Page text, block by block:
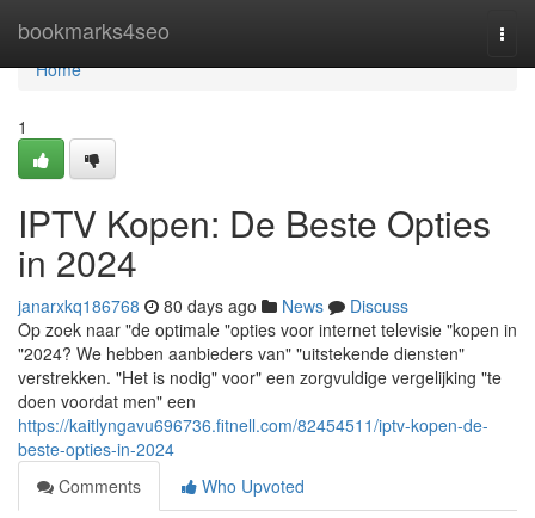
bookmarks4seo
Home
Home
1
IPTV Kopen: De Beste Opties
in 2024
janarxkq186768 80 days ago News
Discuss
Op zoek naar "de optimale "opties voor internet televisie "kopen in
"2024? We hebben aanbieders van" "uitstekende diensten"
verstrekken. "Het is nodig" voor" een zorgvuldige vergelijking "te
doen voordat men" een
https://kaitlyngavu696736.fitnell.com/82454511/iptv-kopen-de-
beste-opties-in-2024
Comments
Who Upvoted